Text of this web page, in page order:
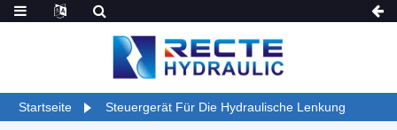
Startseite Steuergerät Für Die Hydraulische Lenkung